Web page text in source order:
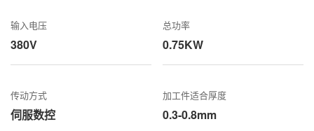
输入电压
380V
总功率
0.75KW
传动方式
伺服数控
加工件适合厚度
0.3-0.8mm